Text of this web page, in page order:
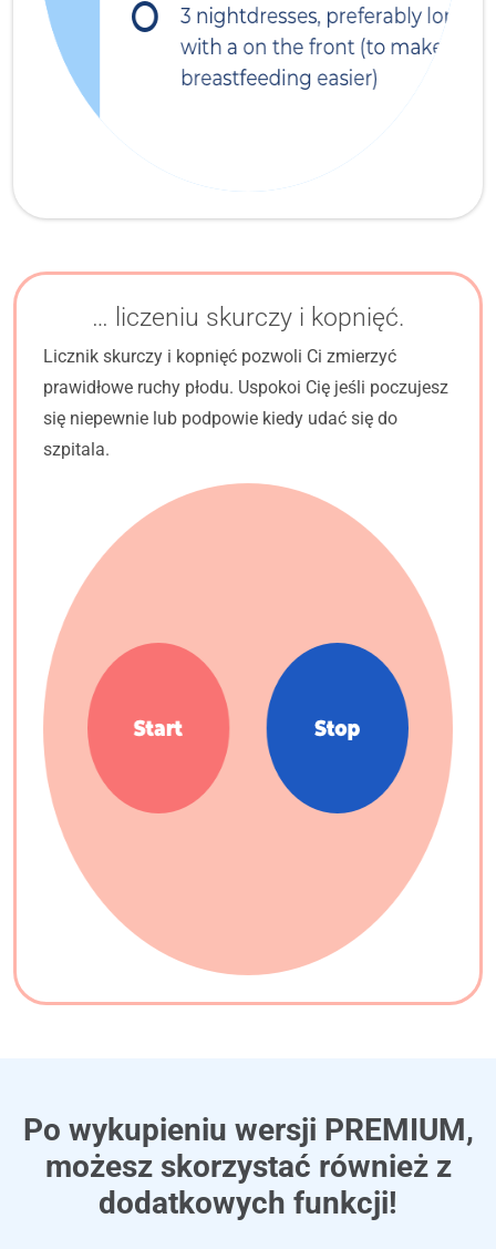
… liczeniu skurczy i kopnięć.
Licznik skurczy i kopnięć pozwoli Ci zmierzyć
prawidłowe ruchy płodu. Uspokoi Cię jeśli poczujesz
się niepewnie lub podpowie kiedy udać się do
szpitala.
Po wykupieniu wersji PREMIUM,
możesz skorzystać również z
dodatkowych funkcji!